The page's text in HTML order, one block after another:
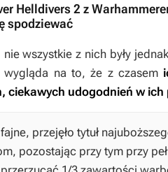
Helldivers 2 z
spodziewać
wszystkie z nich były
na to, że z czasem
ciekawych udogodnień w
przejęło tytuł
pozostając przy tym przy